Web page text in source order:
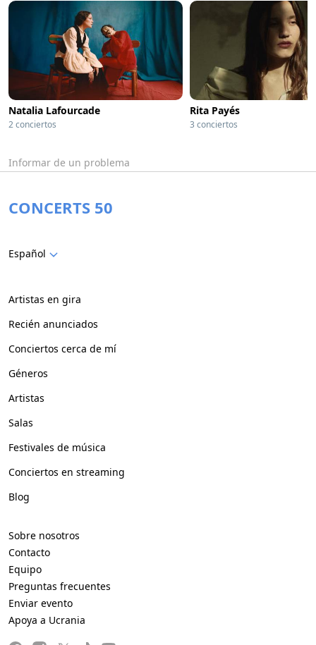
Natalia Lafourcade
2 conciertos
Rita Payés
3 conciertos
Informar de un problema
CONCERTS 50
Español
Artistas en gira
Recién anunciados
Conciertos cerca de mí
Géneros
Artistas
Salas
Festivales de música
Conciertos en streaming
Blog
Sobre nosotros
Contacto
Equipo
Preguntas frecuentes
Enviar evento
Apoya a Ucrania